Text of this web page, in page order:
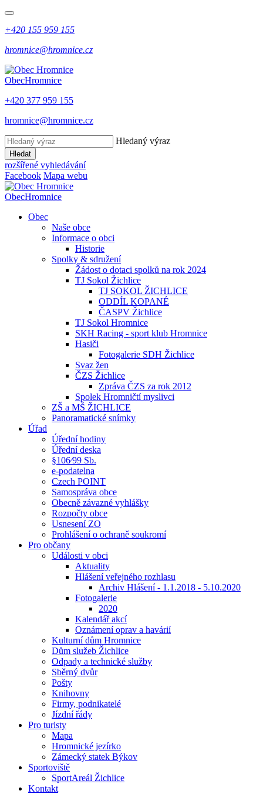
+420 155 959 155
hromnice@hromnice.cz
ObecHromnice
+420 377 959 155
hromnice@hromnice.cz
Hledaný výraz
Hledat
rozšířené vyhledávání
Facebook Mapa webu
ObecHromnice
Obec
Naše obce
Informace o obci
Historie
Spolky & sdružení
Žádost o dotaci spolků na rok 2024
TJ Sokol Žichlice
TJ SOKOL ŽICHLICE
ODDÍL KOPANÉ
ČASPV Žichlice
TJ Sokol Hromnice
SKH Racing - sport klub Hromnice
Hasiči
Fotogalerie SDH Žichlice
Svaz žen
ČZS Žichlice
Zpráva ČZS za rok 2012
Spolek Hromničtí myslivci
ZŠ a MŠ ŽICHLICE
Panoramatické snímky
Úřad
Úřední hodiny
Úřední deska
§106⁄99 Sb.
e-podatelna
Czech POINT
Samospráva obce
Obecně závazné vyhlášky
Rozpočty obce
Usnesení ZO
Prohlášení o ochraně soukromí
Pro občany
Události v obci
Aktuality
Hlášení veřejného rozhlasu
Archiv Hlášení - 1.1.2018 - 5.10.2020
Fotogalerie
2020
Kalendář akcí
Oznámení oprav a havárií
Kulturní dům Hromnice
Dům služeb Žichlice
Odpady a technické služby
Sběrný dvůr
Pošty
Knihovny
Firmy, podnikatelé
Jízdní řády
Pro turisty
Mapa
Hromnické jezírko
Zámecký statek Býkov
Sportoviště
SportAreál Žichlice
Kontakt